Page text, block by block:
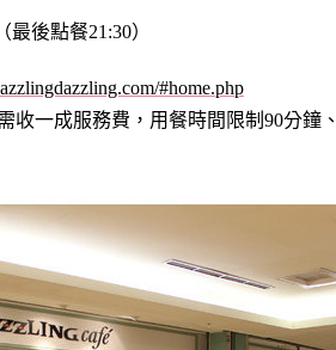
最後點餐21:30）
#home.php
收一成服務費，用餐時間限制90分鐘